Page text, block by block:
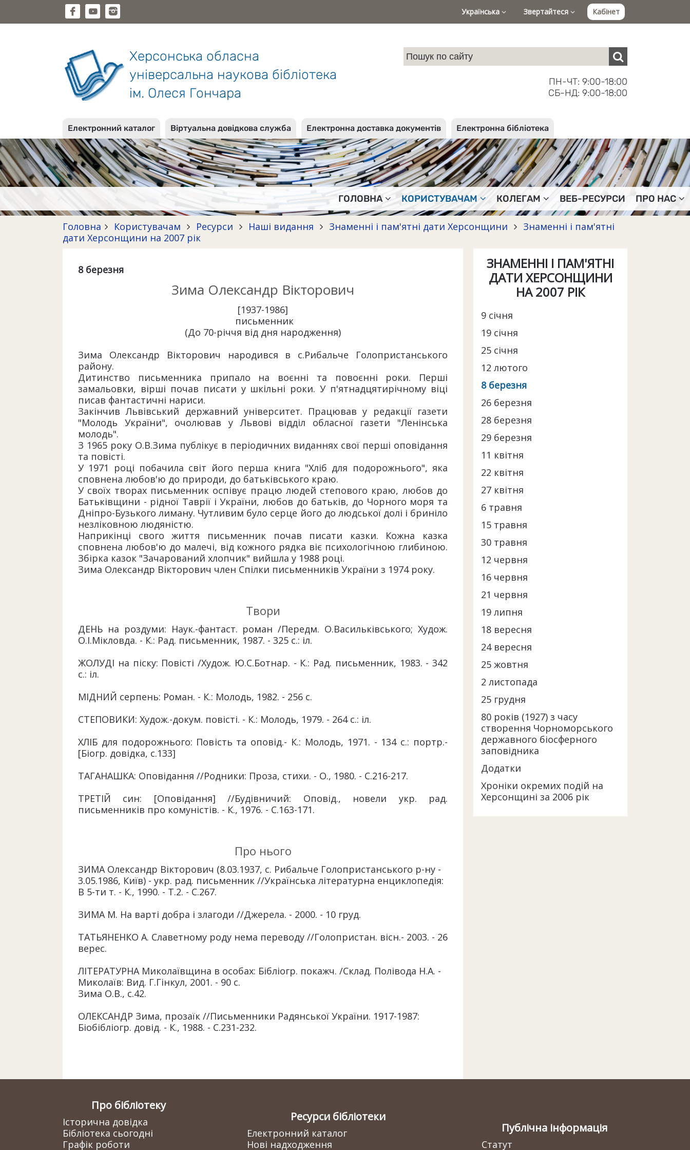
Українська Звертайтеся Кабінет
Херсонська обласна
універсальна наукова бібліотека
ім. Олеся Гончара
ПН-ЧТ: 9:00-18:00
СБ-НД: 9:00-18:00
Електронний каталог Віртуальна довідкова служба Електронна доставка документів Електронна бібліотека
ГОЛОВНА КОРИСТУВАЧАМ КОЛЕГАМ ВЕБ-РЕСУРСИ ПРО НАС
Головна Користувачам Ресурси Наші видання Знаменні і пам'ятні дати Херсонщини
Знаменні і пам'ятні
дати Херсонщини на 2007 рік
8 березня
Зима Олександр Вікторович
[1937-1986]
письменник
(До 70-річчя від дня народження)
Зима Олександр Вікторович народився в с.Рибальче Голопристанського
району.
Дитинство письменника припало на воєнні та повоєнні роки. Перші
замальовки, вірші почав писати у шкільні роки. У п'ятнадцятирічному віці
писав фантастичні нариси.
Закінчив Львівський державний університет. Працював у редакції газети
"Молодь України", очолював у Львові відділ обласної газети "Ленінська
молодь".
З 1965 року О.В.Зима публікує в періодичних виданнях свої перші оповідання
та повісті.
У 1971 році побачила світ його перша книга "Хліб для подорожнього", яка
сповнена любов'ю до природи, до батьківського краю.
У своїх творах письменник оспівує працю людей степового краю, любов до
Батьківщини - рідної Таврії і України, любов до батьків, до Чорного моря та
Дніпро-Бузького лиману. Чутливим було серце його до людської долі і бриніло
незліковною людяністю.
Наприкінці свого життя письменник почав писати казки. Кожна казка
сповнена любов'ю до малечі, від кожного рядка віє психологічною глибиною.
Збірка казок "Зачарований хлопчик" вийшла у 1988 році.
Зима Олександр Вікторович член Спілки письменників України з 1974 року.
Твори
ДЕНЬ на роздуми: Наук.-фантаст. роман /Передм. О.Васильківського; Худож.
О.І.Мікловда. - К.: Рад. письменник, 1987. - 325 с.: іл.
ЖОЛУДІ на піску: Повісті /Худож. Ю.С.Ботнар. - К.: Рад. письменник, 1983. - 342
с.: іл.
МІДНИЙ серпень: Роман. - К.: Молодь, 1982. - 256 с.
СТЕПОВИКИ: Худож.-докум. повісті. - К.: Молодь, 1979. - 264 с.: іл.
ХЛІБ для подорожнього: Повість та оповід.- К.: Молодь, 1971. - 134 с.: портр.-
[Біогр. довідка, с.133]
ТАГАНАШКА: Оповідання //Родники: Проза, стихи. - О., 1980. - С.216-217.
ТРЕТІЙ син: [Оповідання] //Будівничий: Оповід., новели укр. рад.
письменників про комуністів. - К., 1976. - С.163-171.
Про нього
ЗИМА Олександр Вікторович (8.03.1937, с. Рибальче Голопристанського р-ну -
3.05.1986, Київ) - укр. рад. письменник //Українська літературна енциклопедія:
В 5-ти т. - К., 1990. - Т.2. - С.267.
ЗИМА М. На варті добра і злагоди //Джерела. - 2000. - 10 груд.
ТАТЬЯНЕНКО А. Славетному роду нема переводу //Голопристан. вісн.- 2003. - 26
верес.
ЛІТЕРАТУРНА Миколаївщина в особах: Бібліогр. покажч. /Склад. Полівода Н.А. -
Миколаїв: Вид. Г.Гінкул, 2001. - 90 с.
Зима О.В., с.42.
ОЛЕКСАНДР Зима, прозаїк //Письменники Радянської України. 1917-1987:
Біобібліогр. довід. - К., 1988. - С.231-232.
ЗНАМЕННІ І ПАМ'ЯТНІ
ДАТИ ХЕРСОНЩИНИ
НА 2007 РІК
9 січня
19 січня
25 січня
12 лютого
8 березня
26 березня
28 березня
29 березня
11 квітня
22 квітня
27 квітня
6 травня
15 травня
30 травня
12 червня
16 червня
21 червня
19 липня
18 вересня
24 вересня
25 жовтня
2 листопада
25 грудня
80 років (1927) з часу
створення Чорноморського
державного біосферного
заповідника
Додатки
Хроніки окремих подій на
Херсонщині за 2006 рік
Про бібліотеку
Історична довідка
Бібліотека сьогодні
Графік роботи
Ресурси бібліотеки
Електронний каталог
Нові надходження
Публічна інформація
Статут